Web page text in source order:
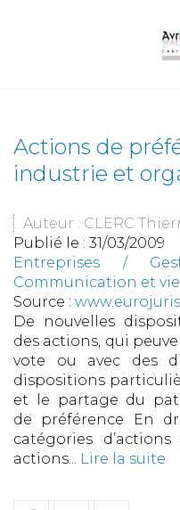
Actions de
industrie et
Auteur : CLERC
Publié le : 31/03/2009
Entreprises /
Communication et
Source :
De nouvelles
des actions, qui
vote ou avec des
dispositions
et le partage du
de préférence En
catégories
actions... Lire la suite